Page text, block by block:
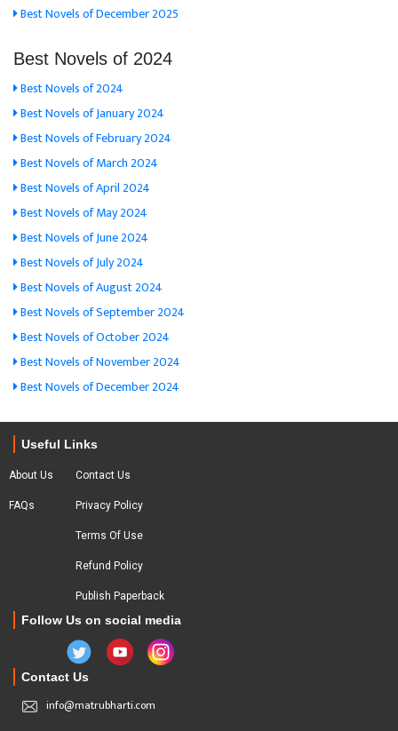
Best Novels of December 2025
Best Novels of 2024
Best Novels of 2024
Best Novels of January 2024
Best Novels of February 2024
Best Novels of March 2024
Best Novels of April 2024
Best Novels of May 2024
Best Novels of June 2024
Best Novels of July 2024
Best Novels of August 2024
Best Novels of September 2024
Best Novels of October 2024
Best Novels of November 2024
Best Novels of December 2024
Useful Links
About Us
FAQs
Contact Us
Privacy Policy
Terms Of Use
Refund Policy
Publish Paperback
Follow Us on social media
Contact Us
info@matrubharti.com